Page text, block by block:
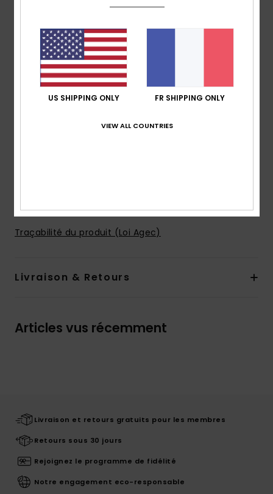
Matière :55% coton biologique, 45% chanvre
Coupe :coupe baggy élastique
Braguette :fausse braguette
Taille :cordon de serrage assorti à la taille
Longueur :longueur 18", coupe mi-longue
45% True Hemp
Traçabilité du produit (Loi Agec)
Livraison & Retours
Articles vus récemment
Livraison et retours gratuits pour les membres
Retours sous 30 jours
Rejoignez le programme de fidélité
Notre engagement eco-responsable
US SHIPPING ONLY FR SHIPPING ONLY
VIEW ALL COUNTRIES